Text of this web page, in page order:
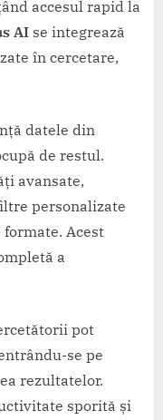
accesul rapid la
AI se integrează
în cercetare,
datele din
de restul.
avansate,
personalizate
Acest
a
pot
se pe
rezultatelor.
sporită și